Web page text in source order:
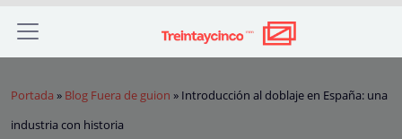
Portada » Blog Fuera de guion » Introducción al doblaje en España: una
industria con historia